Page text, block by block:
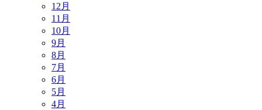
12月
11月
10月
9月
8月
7月
6月
5月
4月